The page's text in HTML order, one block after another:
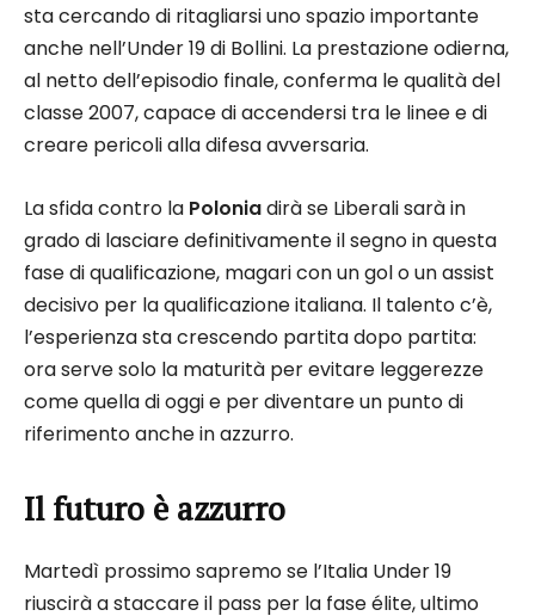
sta cercando di ritagliarsi uno spazio importante
anche nell’Under 19 di Bollini. La prestazione odierna,
al netto dell’episodio finale, conferma le qualità del
classe 2007, capace di accendersi tra le linee e di
creare pericoli alla difesa avversaria.
La sfida contro la Poloniadirà se Liberali sarà in
grado di lasciare definitivamente il segno in questa
fase di qualificazione, magari con un gol o un assist
decisivo per la qualificazione italiana. Il talento c’è,
l’esperienza sta crescendo partita dopo partita:
ora serve solo la maturità per evitare leggerezze
come quella di oggi e per diventare un punto di
riferimento anche in azzurro.
Il futuro è azzurro
Martedì prossimo sapremo se l’Italia Under 19
riuscirà a staccare il pass per la fase élite, ultimo